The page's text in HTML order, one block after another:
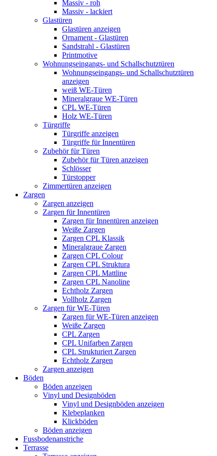
Massiv - roh
Massiv - lackiert
Glastüren
Glastüren anzeigen
Ornament - Glastüren
Sandstrahl - Glastüren
Printmotive
Wohnungseingangs- und Schallschutztüren
Wohnungseingangs- und Schallschutztüren
anzeigen
weiß WE-Türen
Mineralgraue WE-Türen
CPL WE-Türen
Holz WE-Türen
Türgriffe
Türgriffe anzeigen
Türgriffe für Innentüren
Zubehör für Türen
Zubehör für Türen anzeigen
Schlösser
Türstopper
Zimmertüren anzeigen
Zargen
Zargen anzeigen
Zargen für Innentüren
Zargen für Innentüren anzeigen
Weiße Zargen
Zargen CPL Klassik
Mineralgraue Zargen
Zargen CPL Colour
Zargen CPL Struktura
Zargen CPL Mattline
Zargen CPL Nanoline
Echtholz Zargen
Vollholz Zargen
Zargen für WE-Türen
Zargen für WE-Türen anzeigen
Weiße Zargen
CPL Zargen
CPL Unifarben Zargen
CPL Strukturiert Zargen
Echtholz Zargen
Zargen anzeigen
Böden
Böden anzeigen
Vinyl und Designböden
Vinyl und Designböden anzeigen
Klebeplanken
Klickböden
Böden anzeigen
Fussbodenanstriche
Terrasse